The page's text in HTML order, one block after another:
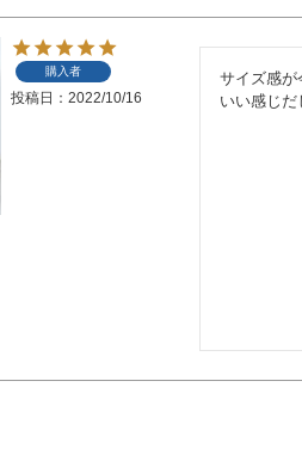
購入者
投稿日 2022/10/16
サイズ感が
いい感じだ